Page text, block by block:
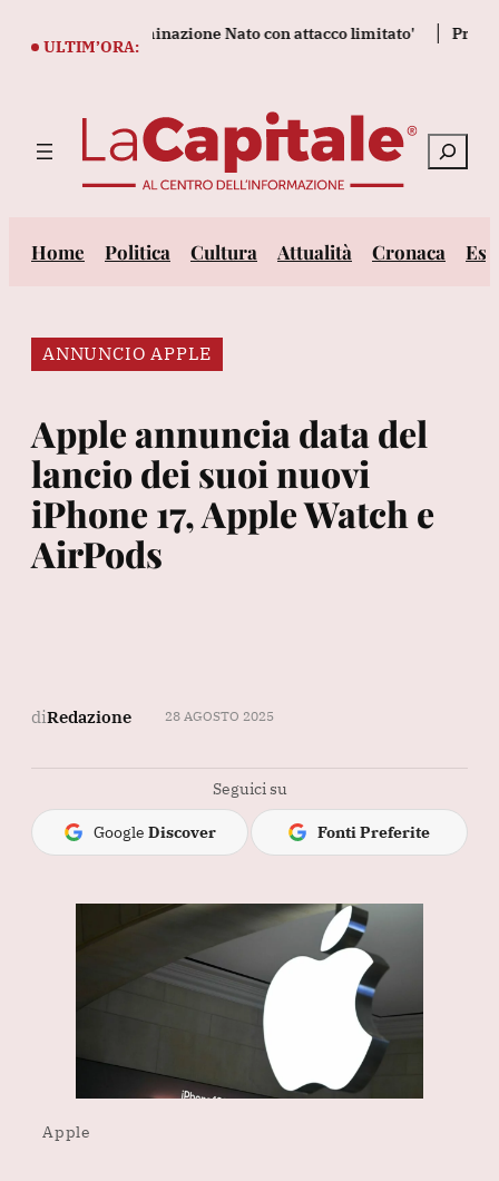
ULTIM’ORA:
la determinazione Nato con attacco limitato'
Cerca
Home Politica Cultura Attualità Cronaca
ANNUNCIO APPLE
Apple annuncia data del
lancio dei suoi nuovi
iPhone 17, Apple Watch e
AirPods
diRedazione 28 AGOSTO 2025
Seguici su
Google Discover Fonti Preferite
Apple